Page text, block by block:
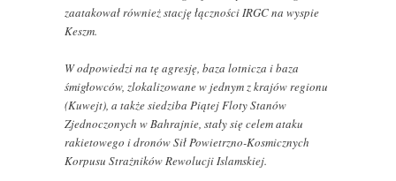
zaatakował również stację łączności IRGC na wyspie
Keszm.
W odpowiedzi na tę agresję, baza lotnicza i baza
śmigłowców, zlokalizowane w jednym z krajów regionu
(Kuwejt), a także siedziba Piątej Floty Stanów
Zjednoczonych w Bahrajnie, stały się celem ataku
rakietowego i dronów Sił Powietrzno-Kosmicznych
Korpusu Strażników Rewolucji Islamskiej.